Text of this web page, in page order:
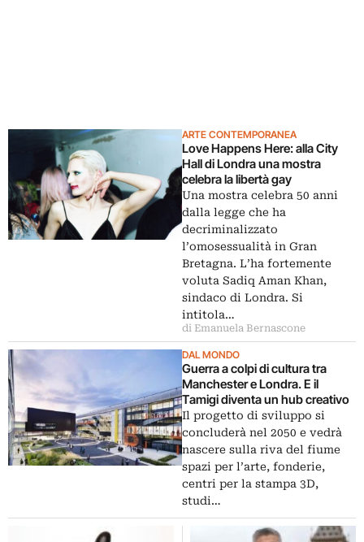
ARTE CONTEMPORANEA
Love Happens Here: alla City
Hall di Londra una mostra
celebra la libertà gay
Una mostra celebra 50 anni
dalla legge che ha
decriminalizzato
l’omosessualità in Gran
Bretagna. L’ha fortemente
voluta Sadiq Aman Khan,
sindaco di Londra. Si
intitola…
di Emanuela Bernascone
DAL MONDO
Guerra a colpi di cultura tra
Manchester e Londra. E il
Tamigi diventa un hub creativo
Il progetto di sviluppo si
concluderà nel 2050 e vedrà
nascere sulla riva del fiume
spazi per l’arte, fonderie,
centri per la stampa 3D,
studi…